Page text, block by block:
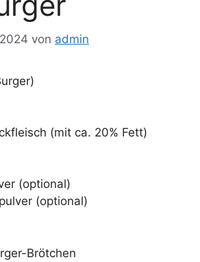
von admin
(mit ca. 20% Fett)
(optional)
(optional)
Brötchen